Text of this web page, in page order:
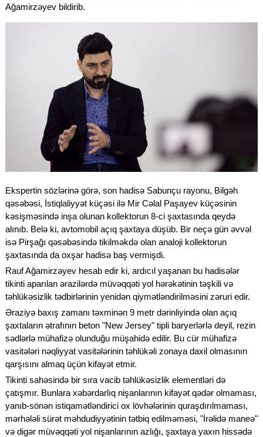
Ağamirzəyev bildirib.
Ekspertin sözlərinə görə, son hadisə Sabunçu rayonu, Bilgəh
qəsəbəsi, İstiqlaliyyət küçəsi ilə Mir Cəlal Paşayev küçəsinin
kəsişməsində inşa olunan kollektorun 8-ci şaxtasında qeydə
alınıb. Belə ki, avtomobil açıq şaxtaya düşüb. Bir neçə gün əvvəl
isə Pirşağı qəsəbəsində tikilməkdə olan analoji kollektorun
şaxtasında da oxşar hadisə baş vermişdi.
Rauf Ağamirzəyev hesab edir ki, ardıcıl yaşanan bu hadisələr
tikinti aparılan ərazilərdə müvəqqəti yol hərəkətinin təşkili və
təhlükəsizlik tədbirlərinin yenidən qiymətləndirilməsini zəruri edir.
Əraziyə baxış zamanı təxminən 9 metr dərinliyində olan açıq
şaxtaların ətrafının beton "New Jersey" tipli baryerlərlə deyil, rezin
sədlərlə mühafizə olunduğu müşahidə edilir. Bu cür mühafizə
vasitələri nəqliyyat vasitələrinin təhlükəli zonaya daxil olmasının
qarşısını almaq üçün kifayət etmir.
Tikinti sahəsində bir sıra vacib təhlükəsizlik elementləri də
çatışmır. Bunlara xəbərdarlıq nişanlarının kifayət qədər olmaması,
yanıb-sönən istiqamətləndirici ox lövhələrinin quraşdırılmaması,
mərhələli sürət məhdudiyyətinin tətbiq edilməməsi, "İrəlidə maneə"
və digər müvəqqəti yol nişanlarının azlığı, şaxtaya yaxın hissədə